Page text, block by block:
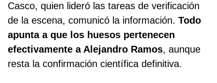
Casco, quien lideró las tareas de verificación
de la escena, comunicó la información. Todo
apunta a que los huesos pertenecen
efectivamente a Alejandro Ramos, aunque
resta la confirmación científica definitiva.